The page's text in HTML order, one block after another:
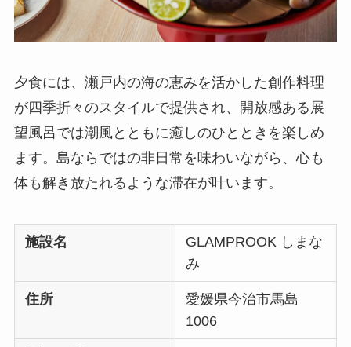
夕食には、瀬戸内の海の恵みを活かした創作料理
が四季折々のスタイルで提供され、開放感ある展
望風呂では潮風とともに癒しのひとときを楽しめ
ます。島ならではの非日常を味わいながら、心も
体も解き放たれるような滞在が叶います。
施設名
GLAMPROOK しまな
み
住所
愛媛県今治市馬島
1006